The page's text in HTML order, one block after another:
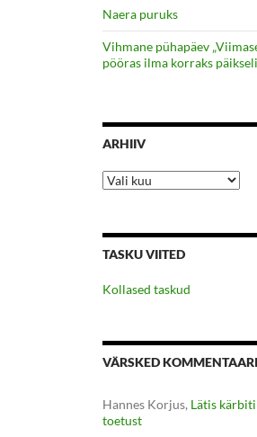
Naera puruks
Vihmane pühapäev
pööras ilma korraks
ARHIIV
Arhiiv
TASKU VIITED
Kollased taskud
VÄRSKED
Hannes Korjus, Lätis
toetust